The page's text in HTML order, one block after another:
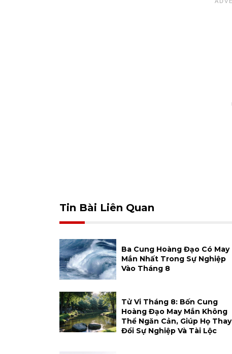
Tin Bài Liên Quan
Ba Cung Hoàng Đạo Có May
Mắn Nhất Trong Sự Nghiệp
Vào Tháng 8
Tử Vi Tháng 8: Bốn Cung
Hoàng Đạo May Mắn Không
Thể Ngăn Cản, Giúp Họ Thay
Đổi Sự Nghiệp Và Tài Lộc